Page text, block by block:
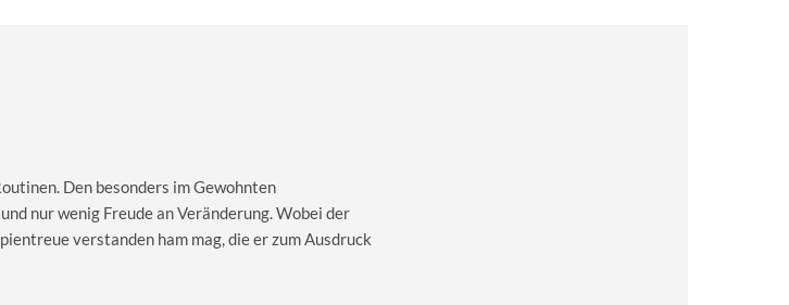
Den besonders im Gewohnten
nur wenig Freude an Veränderung. Wobei der
verstanden ham mag, die er zum Ausdruck